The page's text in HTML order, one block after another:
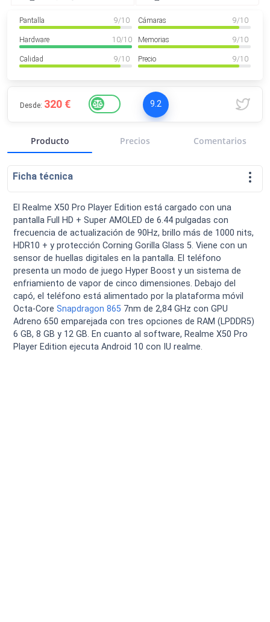
Uruguay
Pantalla 9/ 10 Cámaras 9/ 10
Hardware 10/ 10 Memorias 9/ 10
Calidad 9/ 10 Precio 9/ 10
Desde: 320 € 9.2
Producto Precios Comentarios
Ficha técnica
El Realme X50 Pro Player Edition está cargado con una
pantalla Full HD + Super AMOLED de 6.44 pulgadas con
frecuencia de actualización de 90Hz, brillo más de 1000 nits,
HDR10 + y protección Corning Gorilla Glass 5. Viene con un
sensor de huellas digitales en la pantalla. El teléfono
presenta un modo de juego Hyper Boost y un sistema de
enfriamiento de vapor de cinco dimensiones. Debajo del
capó, el teléfono está alimentado por la plataforma móvil
Octa-Core Snapdragon 865 7nm de 2,84 GHz con GPU
Adreno 650 emparejada con tres opciones de RAM (LPDDR5)
6 GB, 8 GB y 12 GB. En cuanto al software, Realme X50 Pro
Player Edition ejecuta Android 10 con IU realme.
Spam Foro Tutoriales
Operadores Eventos Comparador